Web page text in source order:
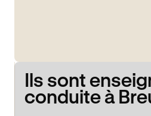
Ils sont
conduite à